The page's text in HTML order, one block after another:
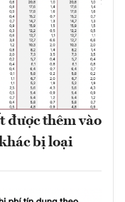
được thêm vào
bị loại